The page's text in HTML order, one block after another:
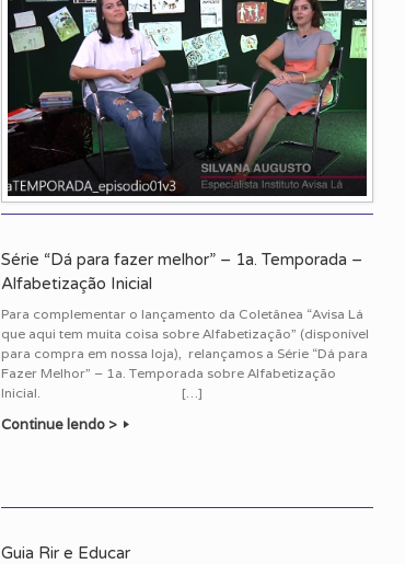
Série “Dá para fazer melhor” – 1a. Temporada –
Alfabetização Inicial
Para complementar o lançamento da Coletânea “Avisa Lá
que aqui tem muita coisa sobre Alfabetização” (disponível
para compra em nossa loja), relançamos a Série “Dá para
Fazer Melhor” – 1a. Temporada sobre Alfabetização
Inicial. […]
Continue lendo >
Guia Rir e Educar